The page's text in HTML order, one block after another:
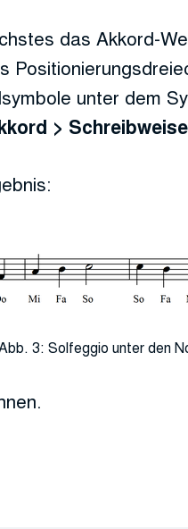
das Akkord-
unter dem
>
3: Solfeggio unter den